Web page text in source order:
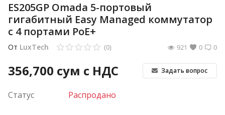
ES205GP Omada 5-портовый
гигабитный Easy Managed коммутатор
с 4 портами PoE+
От LuxTech 0
(0) 0
921
356,700 сум с НДС Задать вопрос
Статус Распродано